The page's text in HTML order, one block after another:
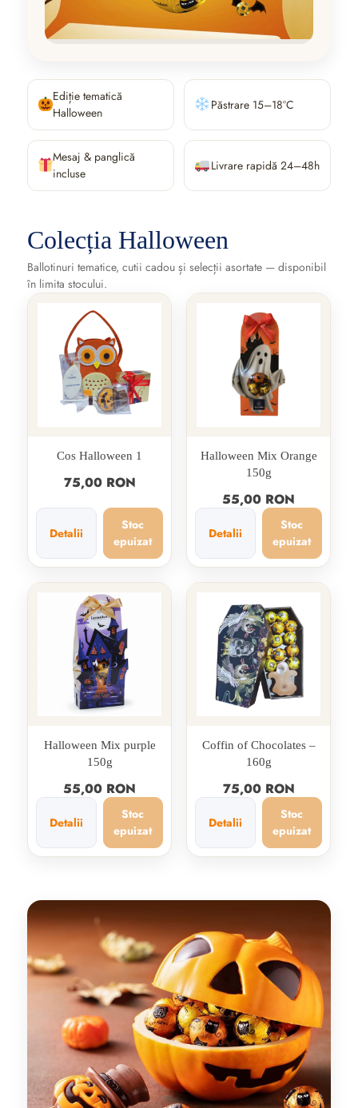
Ediție tematică
Halloween
Păstrare 15–18°C
Mesaj & panglică
incluse
Livrare rapidă 24–48h
Colecția Halloween
Ballotinuri tematice, cutii cadou și selecții asortate — disponibil
în limita stocului.
Cos Halloween 1
75,00 RON
Detalii
Stoc
epuizat
Halloween Mix Orange
150g
55,00 RON
Detalii
Stoc
epuizat
Halloween Mix purple
150g
55,00 RON
Detalii
Stoc
epuizat
Coffin of Chocolates –
160g
75,00 RON
Detalii
Stoc
epuizat